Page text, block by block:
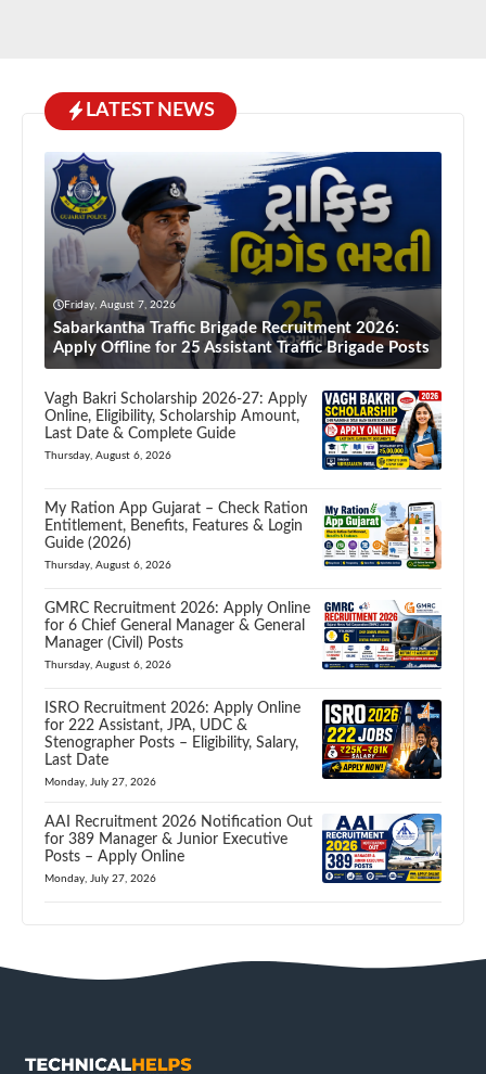
LATEST NEWS
Friday, August 7, 2026
Sabarkantha Traffic Brigade Recruitment 2026:
Apply Offline for 25 Assistant Traffic Brigade Posts
Vagh Bakri Scholarship 2026-27: Apply
Online, Eligibility, Scholarship Amount,
Last Date & Complete Guide
Thursday, August 6, 2026
My Ration App Gujarat – Check Ration
Entitlement, Benefits, Features & Login
Guide (2026)
Thursday, August 6, 2026
GMRC Recruitment 2026: Apply Online
for 6 Chief General Manager & General
Manager (Civil) Posts
Thursday, August 6, 2026
ISRO Recruitment 2026: Apply Online
for 222 Assistant, JPA, UDC &
Stenographer Posts – Eligibility, Salary,
Last Date
Monday, July 27, 2026
AAI Recruitment 2026 Notification Out
for 389 Manager & Junior Executive
Posts – Apply Online
Monday, July 27, 2026